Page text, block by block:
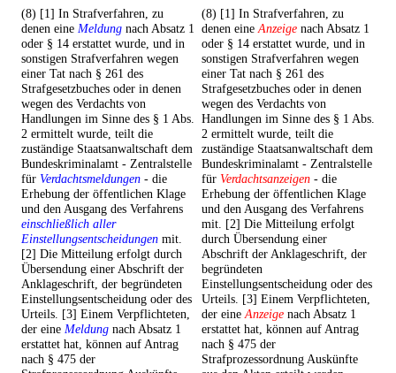
(8) [1] In Strafverfahren, zu
denen eine Meldung nach Absatz 1
oder § 14 erstattet wurde, und in
sonstigen Strafverfahren wegen
einer Tat nach § 261 des
Strafgesetzbuches oder in denen
wegen des Verdachts von
Handlungen im Sinne des § 1 Abs.
2 ermittelt wurde, teilt die
zuständige Staatsanwaltschaft dem
Bundeskriminalamt - Zentralstelle
für Verdachtsmeldungen - die
Erhebung der öffentlichen Klage
und den Ausgang des Verfahrens
einschließlich aller
Einstellungsentscheidungen mit.
[2] Die Mitteilung erfolgt durch
Übersendung einer Abschrift der
Anklageschrift, der begründeten
Einstellungsentscheidung oder des
Urteils. [3] Einem Verpflichteten,
der eine Meldung nach Absatz 1
erstattet hat, können auf Antrag
nach § 475 der
(8) [1] In Strafverfahren, zu
denen eineAnzeige nach Absatz 1
oder § 14 erstattet wurde, und in
sonstigen Strafverfahren wegen
einer Tat nach § 261 des
Strafgesetzbuches oder in denen
wegen des Verdachts von
Handlungen im Sinne des § 1 Abs.
2 ermittelt wurde, teilt die
zuständige Staatsanwaltschaft dem
Bundeskriminalamt - Zentralstelle
für Verdachtsanzeigen - die
Erhebung der öffentlichen Klage
und den Ausgang des Verfahrens
mit. [2] Die Mitteilung erfolgt
durch Übersendung einer
Abschrift der Anklageschrift, der
begründeten
Einstellungsentscheidung oder des
Urteils. [3] Einem Verpflichteten,
der eineAnzeige nach Absatz 1
erstattet hat, können auf Antrag
nach § 475 der
Strafprozessordnung Auskünfte